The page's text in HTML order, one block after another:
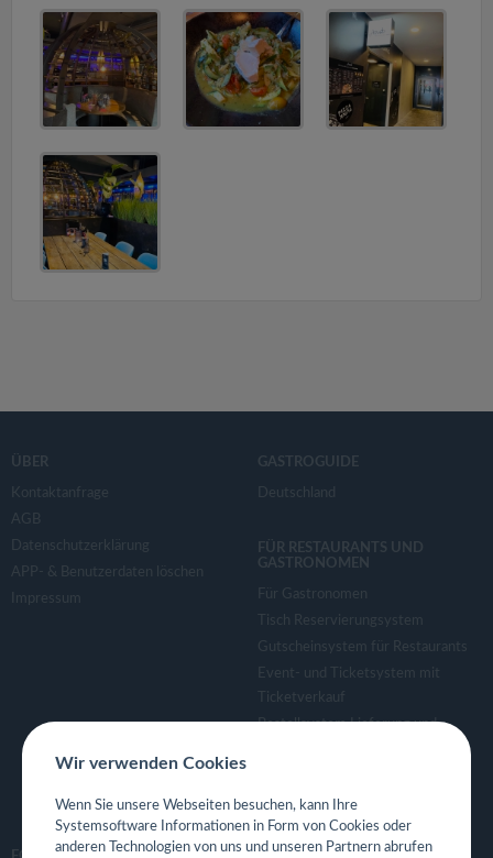
ÜBER
Kontaktanfrage
AGB
Datenschutzerklärung
APP- & Benutzerdaten löschen
Impressum
GASTROGUIDE
Deutschland
FÜR RESTAURANTS UND
GASTRONOMEN
Für Gastronomen
Tisch Reservierungsystem
Gutscheinsystem für Restaurants
Event- und Ticketsystem mit
Ticketverkauf
Bestellsystem Lieferung und
Eigene App für Restaurant
Wir verwenden Cookies
Wenn Sie unsere Webseiten besuchen, kann Ihre
Systemsoftware Informationen in Form von Cookies oder
anderen Technologien von uns und unseren Partnern abrufen
a
t
i
o